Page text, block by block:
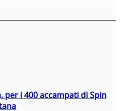
per i 400 accampati di Spin